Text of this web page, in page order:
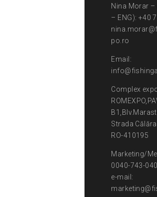
Nina Morar –
– ENG): +40
po.ro
Email:
Complex
Strada
RO-410195
Marketing/
0040-743-
e-mail: